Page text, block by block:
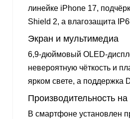
линейке iPhone 17,
Shield 2, а влагозащита
Экран и мультимедиа
6,9-дюймовый OLED-
невероятную чёткость и
ярком свете, а поддержка
Производительность
В смартфоне установлен